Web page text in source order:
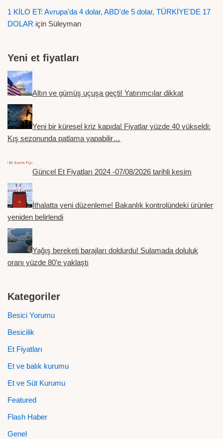
1 KİLO ET: Avrupa'da 4 dolar, ABD'de 5 dolar, TÜRKİYE'DE 17
DOLAR için Süleyman
Yeni et fiyatları
Altın ve gümüş uçuşa geçti! Yatırımcılar dikkat
Yeni bir küresel kriz kapıda! Fiyatlar yüzde 40 yükseldi:
Kış sezonunda patlama yapabilir…
Güncel Et Fiyatları 2024 -07/08/2026 tarihli kesim
İthalatta yeni düzenleme! Bakanlık kontrolündeki ürünler
yeniden belirlendi
Yağış bereketi barajları doldurdu! Sulamada doluluk
oranı yüzde 80’e yaklaştı
Kategoriler
Besici Yorumu
Besicilik
Et Fiyatları
Et ve balık kurumu
Et ve Süt Kurumu
Featured
Flash Haber
Genel